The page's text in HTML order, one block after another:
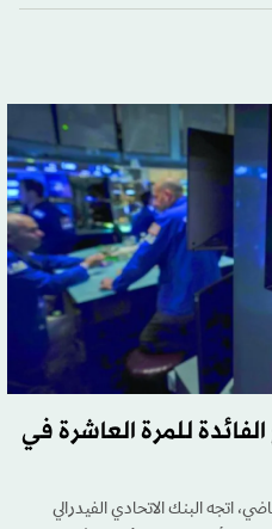
للمرة العاشرة في
اتجه البنك الاتحادي الفيدرالي